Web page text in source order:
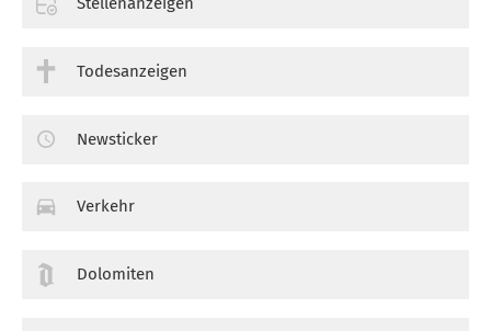
Todesanzeigen
Newsticker
Verkehr
Dolomiten